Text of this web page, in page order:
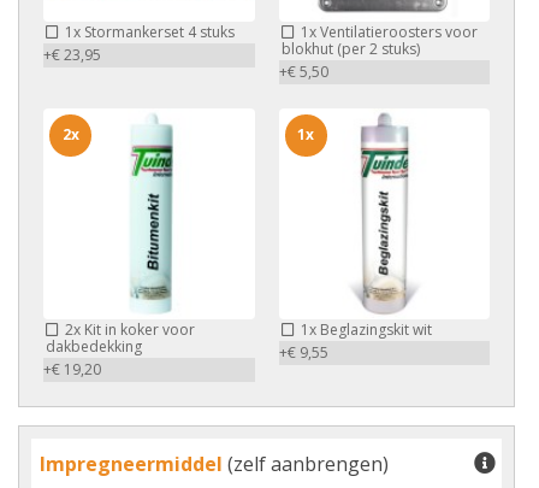
1x Stormankerset 4 stuks
+€ 23,95
1xVentilatieroosters voor
blokhut (per 2 stuks)
+€ 5,50
2x Kit in koker voor
dakbedekking
+€ 19,20
2x
1xBeglazingskit wit
+€ 9,55
1x
Impregneermiddel (zelf aanbrengen)